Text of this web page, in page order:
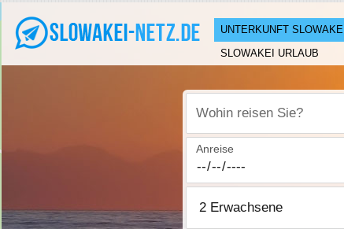
UNTERKUNFT SLOWAKEI
SLOWAKEI URLAUB
Wohin reisen Sie?
Anreise